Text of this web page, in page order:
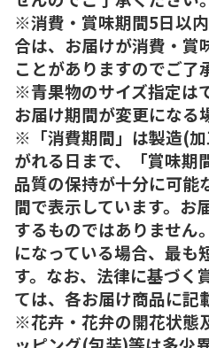
※消費・賞味期間5日以
合は、お届けが消費・賞
ことがありますのでご了
※青果物のサイズ指定は
お届け期間が変更になる
※「消費期間」は製造(
がれる日まで、「賞味期
品質の保持が十分に可能
間で表示しています。お
するものではありません
になっている場合、最も
す。なお、法律に基づく
ては、各お届け商品に記
※花卉・花弁の開花状態